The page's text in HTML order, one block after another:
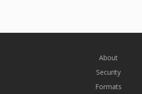
About
Security
Formats